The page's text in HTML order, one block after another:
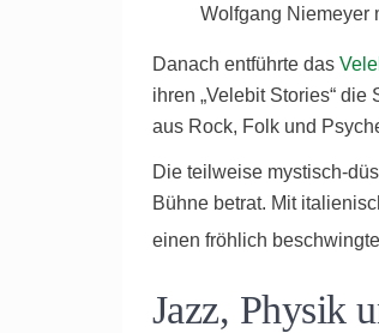
Wolfgang Niemeyer
Danach entführte das
ihren „Velebit Stories“
aus Rock, Folk und
Die teilweise mystisch-
Bühne betrat. Mit
einen fröhlich
Jazz, Physik